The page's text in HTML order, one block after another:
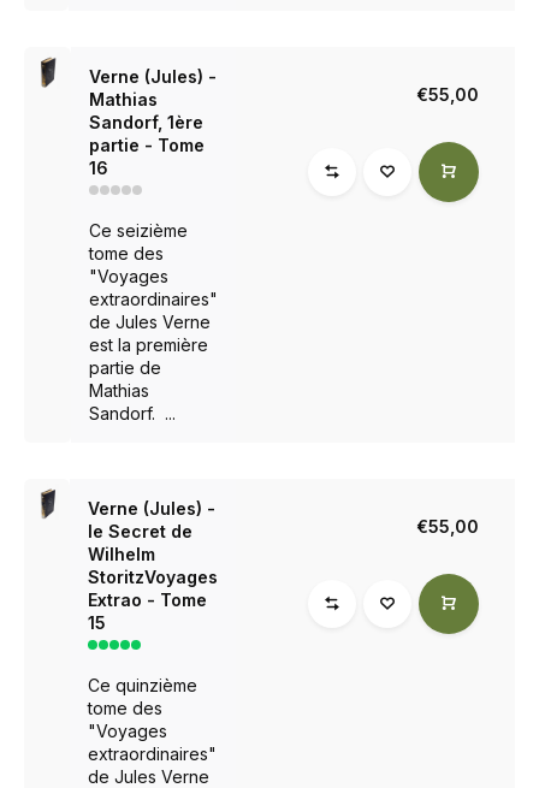
Verne (Jules) -
Mathias
Sandorf, 1ère
partie - Tome
16
Ce seizième
tome des
"Voyages
extraordinaires"
de Jules Verne
est la première
partie de
Mathias
Sandorf. ...
€55,00
Verne (Jules) -
le Secret de
Wilhelm
StoritzVoyages
Extrao - Tome
15
Ce quinzième
tome des
"Voyages
extraordinaires"
de Jules Verne
€55,00